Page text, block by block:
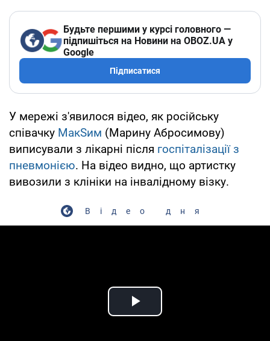
Будьте першими у курсі головного —
підпишіться на Новини на OBOZ.UA у
Google
Підписатися
У мережі з'явилося відео, як російську
співачку МакSим (Марину Абросимову)
виписували з лікарні після госпіталізації з
пневмонією. На відео видно, що артистку
вивозили з клініки на інвалідному візку.
Відео дня
Play Video